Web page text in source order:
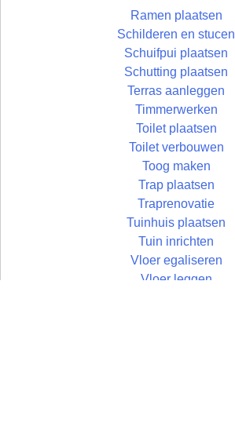
Ramen plaatsen
Schilderen en stucen
Schuifpui plaatsen
Schutting plaatsen
Terras aanleggen
Timmerwerken
Toilet plaatsen
Toilet verbouwen
Toog maken
Trap plaatsen
Traprenovatie
Tuinhuis plaatsen
Tuin inrichten
Vloer egaliseren
Vloer leggen